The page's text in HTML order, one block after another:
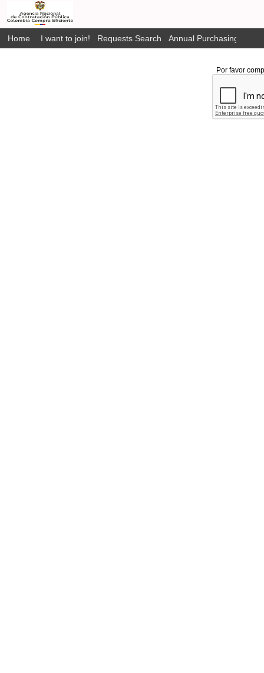
Home I want to join! Requests Search Annual Purchasing Plan
Por favor